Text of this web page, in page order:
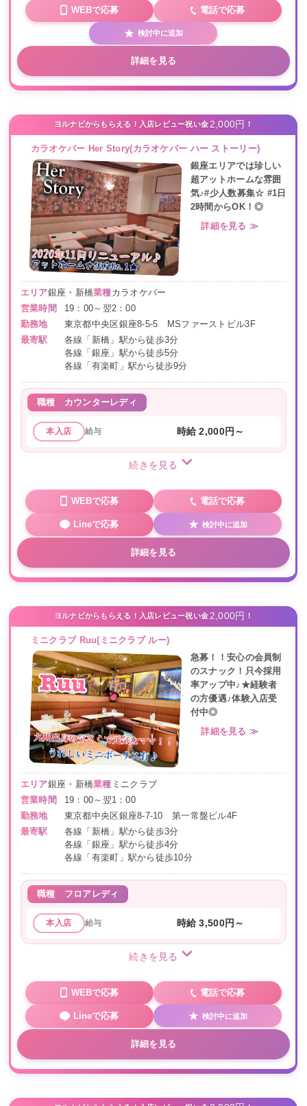
WEBで応募 電話で応募
検討中に追加
詳細を見る
ヨルナビからもらえる！入店レビュー祝い金 2,000円 ！
カラオケバー Her Story(カラオケバー ハー ストーリー)
銀座エリアでは珍しい
超アットホームな雰囲
気♪#少人数募集☆ #1日
2時間からOK！◎
詳細を見る ≫
エリア銀座・新橋業種カラオケバー
営業時間
19：00～翌2：00
勤務地
東京都中央区銀座8-5-5 MSファーストビル3F
最寄駅
各線「新橋」駅から徒歩3分
各線「銀座」駅から徒歩5分
各線「有楽町」駅から徒歩9分
職種 カウンターレディ
本入店 給与 時給 2,000円～
続きを見る
WEBで応募 電話で応募
Lineで応募 検討中に追加
詳細を見る
ヨルナビからもらえる！入店レビュー祝い金 2,000円 ！
ミニクラブ Ruu(ミニクラブ ルー)
急募！！安心の会員制
のスナック！只今採用
率アップ中♪★経験者
の方優遇♪体験入店受
付中◎
詳細を見る ≫
エリア銀座・新橋業種 ミニクラブ
営業時間
19：00～翌1：00
勤務地
東京都中央区銀座8-7-10 第一常盤ビル4F
最寄駅
各線「新橋」駅から徒歩3分
各線「銀座」駅から徒歩4分
各線「有楽町」駅から徒歩10分
職種 フロアレディ
本入店 給与 時給 3,500円～
続きを見る
WEBで応募 電話で応募
Lineで応募 検討中に追加
詳細を見る